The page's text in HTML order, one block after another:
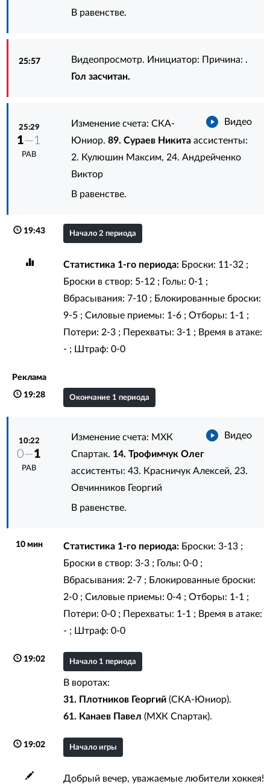
В равенстве.
25:57
Видеопросмотр. Инициатор: Причина: .
Гол засчитан.
25:29
1—1
РАВ
Видео
Изменение счета: СКА-
Юниор.89. Сураев Никита ассистенты:
2. Кулюшин Максим, 24. Андрейченко
Виктор
В равенстве.
19:43 Начало 2 периода
Статистика 1-го периода:Броски: 11-32 ;
Броски в створ: 5-12 ; Голы: 0-1 ;
Вбрасывания: 7-10 ; Блокированные броски:
9-5 ; Силовые приемы: 1-6 ; Отборы: 1-1 ;
Потери: 2-3 ; Перехваты: 3-1 ; Время в атаке:
- ; Штраф: 0-0
Реклама
19:28 Окончание 1 периода
10:22
0—1
РАВ
Видео
Изменение счета: МХК
Спартак. 14. Трофимчук Олег
ассистенты:43. Красничук Алексей, 23.
Овчинников Георгий
В равенстве.
10 мин Статистика 1-го периода:Броски: 3-13 ;
Броски в створ: 3-3 ; Голы: 0-0 ;
Вбрасывания: 2-7 ; Блокированные броски:
2-0 ; Силовые приемы: 0-4 ; Отборы: 1-1 ;
Потери: 0-0 ; Перехваты: 1-1 ; Время в атаке:
- ; Штраф: 0-0
19:02 Начало 1 периода
В воротах:
31. Плотников Георгий(СКА-Юниор).
61. Канаев Павел (МХК Спартак).
19:02 Начало игры
Добрый вечер, уважаемые любители хоккея!